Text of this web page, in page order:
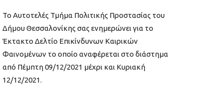
Το Αυτοτελές Τμήμα Πολιτικής Προστασίας του
Δήμου Θεσσαλονίκης σας ενημερώνει για το
Έκτακτο Δελτίο Επικίνδυνων Καιρικών
Φαινομένων το οποίο αναφέρεται στο διάστημα
από Πέμπτη 09/12/2021 μέχρι και Κυριακή
12/12/2021.